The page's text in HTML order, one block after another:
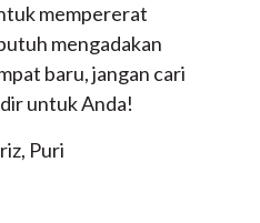
mempererat
mengadakan
baru, jangan cari
untuk Anda!
Puri